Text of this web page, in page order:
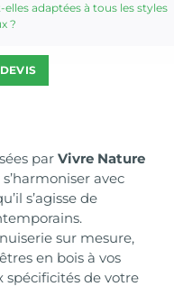
adaptées à tous les styles
?
par Vivre Nature
avec
s’agisse de
sur mesure,
en bois à vos
spécificités de votre